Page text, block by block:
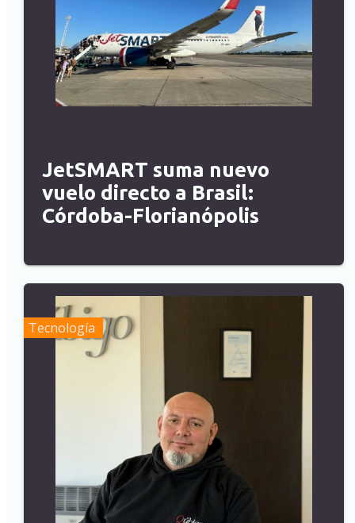
JetSMART suma nuevo
vuelo directo a Brasil:
Córdoba-Florianópolis
Tecnología